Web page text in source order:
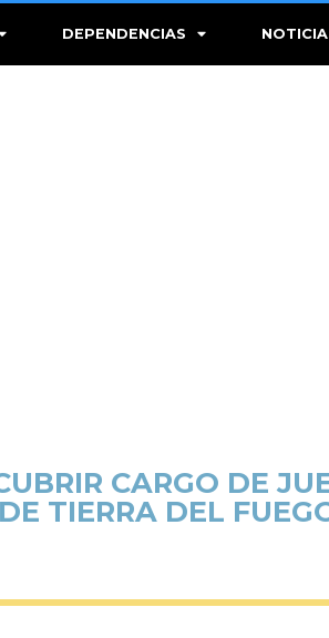
DEPENDENCIAS
CARGO DE
TIERRA DEL